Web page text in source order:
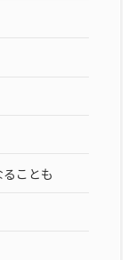
ことも